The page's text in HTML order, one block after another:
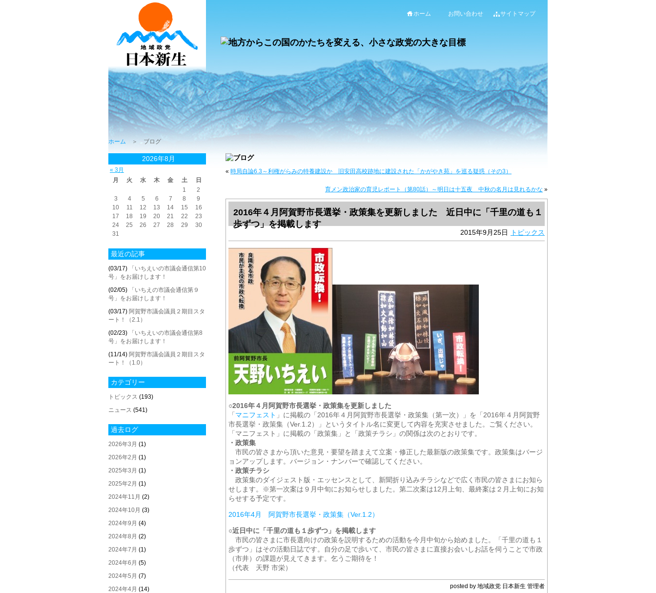
ホーム お問い合わせ サイトマップ
ホーム ＞ ブログ
2026年8月
« 3月
月
火 水 木 金 土
日
1
2
3
4 5 6 7 8
9
10
11 12 13 14 15
16
17
18 19 20 21 22
23
24
25 26 27 28 29
30
31
最近の記事
(03/17)
「いちえいの市議会通信第10
号」をお届けします！
(02/05)
「いちえの市議会通信第９
号」をお届けします！
(03/17) 阿賀野市議会議員２期目スタ
ート！（2.1）
(02/23)
「いちえいの市議会通信第8
号」をお届けします！
(11/14) 阿賀野市議会議員２期目スタ
ート！（1.0）
カテゴリー
トピックス (193)
ニュース (541)
過去ログ
2026年3月 (1)
2026年2月 (1)
2025年3月 (1)
2025年2月 (1)
2024年11月 (2)
2024年10月 (3)
2024年9月 (4)
2024年8月 (2)
2024年7月 (1)
2024年6月 (5)
2024年5月 (7)
2024年4月 (14)
« 時局自論6.3～利権がらみの特養建設か 旧安田高校跡地に建設された「かがやき苑」を巡る疑惑（その3）
育メン政治家の育児レポート（第80話）～明日は十五夜 中秋の名月は見れるかな »
2016年４月阿賀野市長選挙・政策集を更新しました 近日中に「千里の道も１
歩ずつ」を掲載します
2015年9月25日 トピックス
○2016年４月阿賀野市長選挙・政策集を更新しました
「 マニフェスト 」に掲載の「2016年４月阿賀野市長選挙・政策集（第一次）」を「2016年４月阿賀野
市長選挙・政策集（Ver.1.2）」というタイトル名に変更して内容を充実させました。ご覧ください。
「マニフェスト」に掲載の「政策集」と「政策チラシ」の関係は次のとおりです。
・政策集
市民の皆さまから頂いた意見・要望を踏まえて立案・修正した最新版の政策集です。政策集はバージ
ョンアップします。バージョン・ナンバーで確認してください。
・政策チラシ
政策集のダイジェスト版・エッセンスとして、新聞折り込みチラシなどで広く市民の皆さまにお知ら
せします。※第一次案は９月中旬にお知らせしました。第二次案は12月上旬、最終案は２月上旬にお知
らせする予定です。
2016年4月 阿賀野市長選挙・政策集（Ver.1.2）
○近日中に「千里の道も１歩ずつ」を掲載します
市民の皆さまに市長選向けの政策を説明するための活動を今月中旬から始めました。「千里の道も１
歩ずつ」はその活動日誌です。自分の足で歩いて、市民の皆さまに直接お会いしお話を伺うことで市政
（市井）の課題が見えてきます。乞うご期待を！
（代表 天野 市栄）
posted by 地域政党 日本新生 管理者